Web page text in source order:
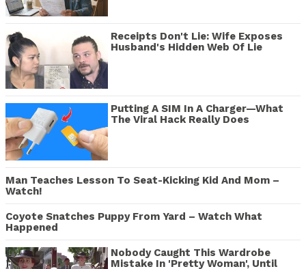
Receipts Don't Lie: Wife Exposes
Husband's Hidden Web Of Lie
Putting A SIM In A Charger—What
The Viral Hack Really Does
Man Teaches Lesson To Seat-Kicking Kid And Mom –
Watch!
Coyote Snatches Puppy From Yard – Watch What
Happened
Nobody Caught This Wardrobe
Mistake In 'Pretty Woman', Until